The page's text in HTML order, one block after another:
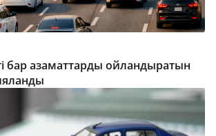
бар азаматтарды ойландыратын